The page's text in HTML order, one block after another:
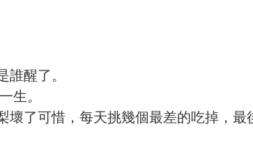
醒了。
生。
了可惜，每天挑幾個最差的吃掉，最